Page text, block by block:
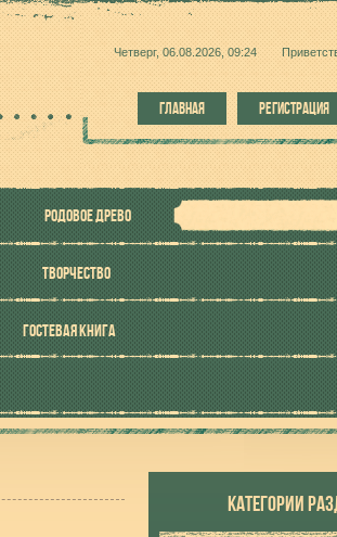
Четверг, 06.08.2026, 09:24
ГЛАВНАЯ РЕГИСТРАЦИЯ
РОДОВОЕ ДРЕВО
ТВОРЧЕСТВО
ГОСТЕВАЯ КНИГА
КАТЕГОРИИ